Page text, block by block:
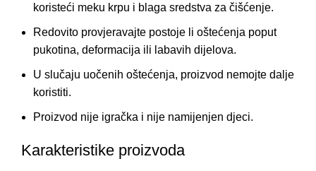
koristeći meku krpu i blaga sredstva za čišćenje.
Redovito provjeravajte postoje li oštećenja poput
pukotina, deformacija ili labavih dijelova.
U slučaju uočenih oštećenja, proizvod nemojte dalje
koristiti.
Proizvod nije igračka i nije namijenjen djeci.
Karakteristike proizvoda